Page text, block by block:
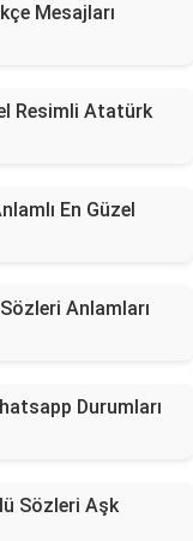
Mesajları
Resimli Atatürk
En Güzel
Anlamları
Durumları
Sözleri Aşk